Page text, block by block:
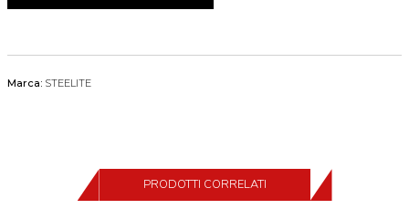
Marca: STEELITE
PRODOTTI CORRELATI